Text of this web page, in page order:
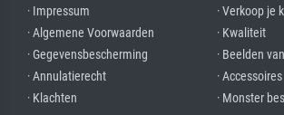
· Impressum
· Algemene Voorwaarden
· Gegevensbescherming
· Annulatierecht
· Klachten
· Verkoop je
· Kwaliteit
· Beelden
· Accessoires
· Monster